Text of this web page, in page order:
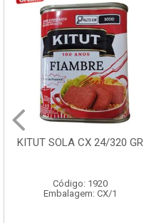
KITUT SOLA CX 24/320 GR
Código: 1920
Embalagem: CX/1